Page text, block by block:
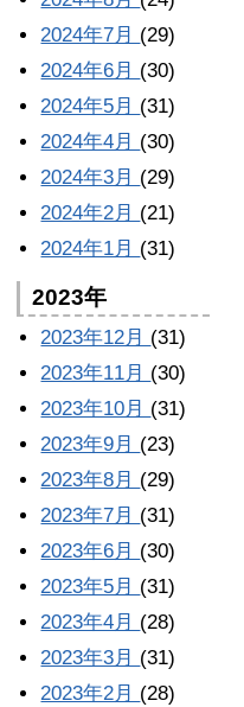
2024年7月 (29)
2024年6月 (30)
2024年5月 (31)
2024年4月 (30)
2024年3月 (29)
2024年2月 (21)
2024年1月 (31)
2023年
2023年12月 (31)
2023年11月 (30)
2023年10月 (31)
2023年9月 (23)
2023年8月 (29)
2023年7月 (31)
2023年6月 (30)
2023年5月 (31)
2023年4月 (28)
2023年3月 (31)
2023年2月 (28)